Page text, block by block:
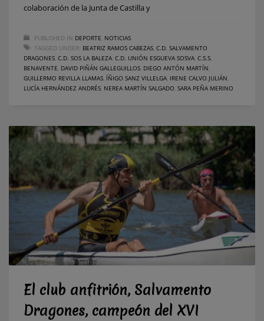
colaboración de la Junta de Castilla y
PUBLISHED IN DEPORTE NOTICIAS
TAGGED UNDER: BEATRIZ RAMOS CABEZAS C.D. SALVAMENTO
DRAGONES C.D. SOS LA BALEZA C.D. UNIÓN ESGUEVA SOSVA C.S.S.
BENAVENTE DAVID PIÑÁN GALLEGUILLOS DIEGO ANTÓN MARTÍN
GUILLERMO REVILLA LLAMAS ÍÑIGO SANZ VILLELGA IRENE CALVO JULIÁN
LUCÍA HERNÁNDEZ ANDRÉS NEREA MARTÍN SALGADO SARA PEÑA MERINO
El club anfitrión, Salvamento
Dragones, campeón del XVI